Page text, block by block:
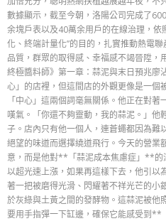
數據顯示，截至今朝，洛陽公司完成了
余塊戶表以及40萬余用戶的在線治理，依
化、終端計量化”的目的，扎實推動熱電
品質，群眾的取得感、幸福感不竭晉陞
終極醬料師》第一章：蒜泥與末日預兆廖
心」的店裡，但這間店的外觀更像是一個
「中心」這兩個詞毫無關係。他正在對
嘆氣。「你還不夠靈動，我的蒜泥。」他
子。店內只有他一個人，連蒼蠅都因為難
絕望的味道而選擇繞道飛行。今天的營業
意，而是他對**「蒜泥成本焦慮症」**的
以超光速上漲，如果再這樣下去，他引以
著一把被磨得光滑、閃耀著不祥光芒的小
於灰綠與土黃之間的發酵物。這蒜泥被他
要用手指彈一下缸邊，確保它能感受到